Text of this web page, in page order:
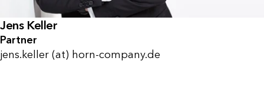
Jens Keller
Partner
jens.keller (at) horn-company.de